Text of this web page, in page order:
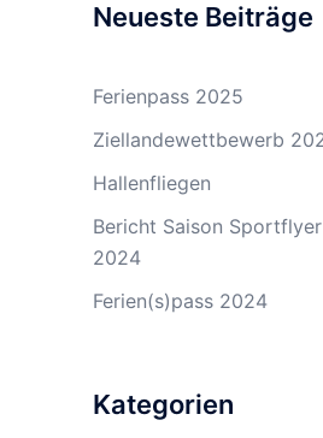
Neueste Beiträge
Ferienpass 2025
Ziellandewettbewerb
Hallenfliegen
Bericht Saison
2024
Ferien(s)pass 2024
Kategorien